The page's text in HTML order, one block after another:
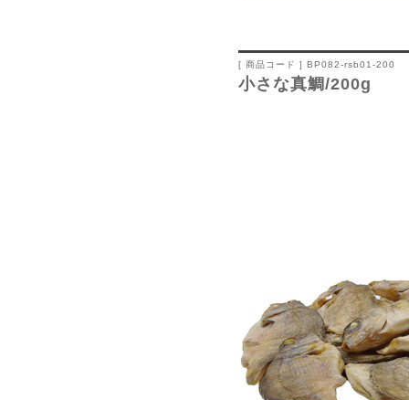
[ 商品コード ] BP082-rsb01-200
小さな真鯛/200g